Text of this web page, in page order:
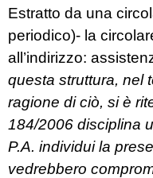
Estratto da una
periodico)- la
all’indirizzo:
questa struttura, nel
ragione di ciò, si è
184/2006 disciplina
P.A. individui la
vedrebbero